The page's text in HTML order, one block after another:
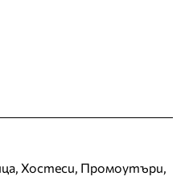
Хостеси, Промоутъри,